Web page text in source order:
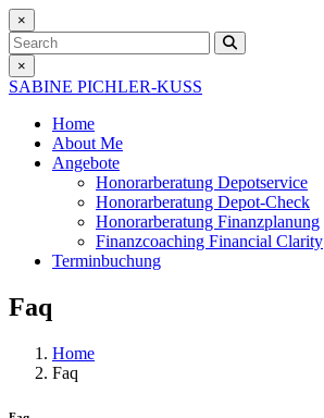
×
Search
×
SABINE PICHLER-KUSS
Home
About Me
Angebote
Honorarberatung Depotservice
Honorarberatung Depot-Check
Honorarberatung Finanzplanung
Finanzcoaching Financial Clarity
Terminbuchung
Faq
Home
Faq